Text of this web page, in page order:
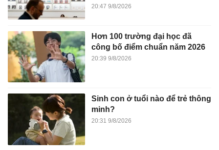
20:47 9/8/2026
Hơn 100 trường đại học đã
công bố điểm chuẩn năm 2026
20:39 9/8/2026
Sinh con ở tuổi nào để trẻ thông
minh?
20:31 9/8/2026